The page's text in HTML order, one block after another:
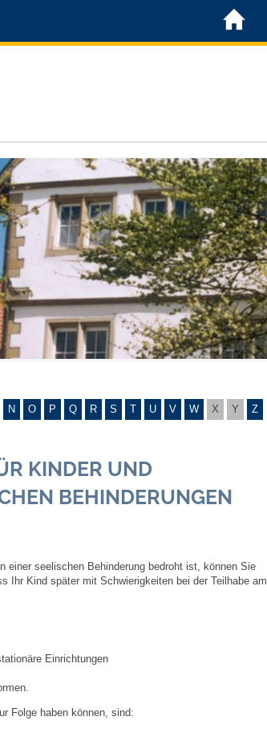
Löchgau
Grußwort Bürgermeister
Kurzportrait
Löchgau früher
Zahlen & Fakten
Steuern
Haushalt 2026
Abfall-Infos
N O P Q R S U V W X Y Z
KINDER UND
BEHINDERUNGEN
einer seelischen Behinderung bedroht ist, können Sie
Ihr Kind später mit Schwierigkeiten bei der Teilhabe am
Einrichtungen
Folge haben können sind: